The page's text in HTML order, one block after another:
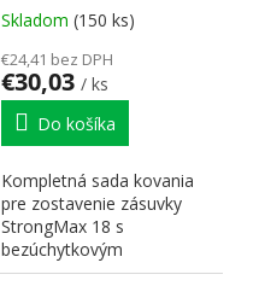
Skladom (150 ks)
€24,41 bez DPH
€30,03 / ks
Do košíka
Kompletná sada kovania
pre zostavenie zásuvky
StrongMax 18 s
bezúchytkovým
otváraním" "PUSH". Nutné